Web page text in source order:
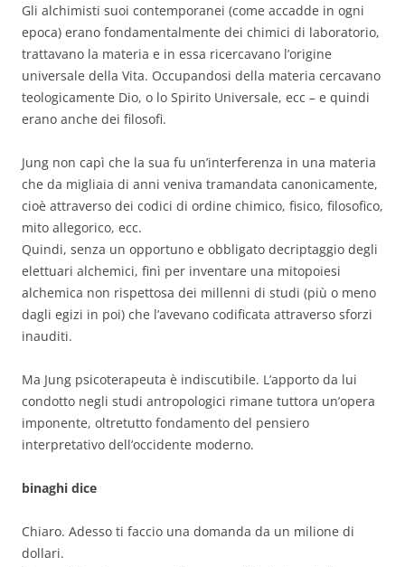
Gli alchimisti suoi contemporanei (come accadde in ogni
epoca) erano fondamentalmente dei chimici di laboratorio,
trattavano la materia e in essa ricercavano l’origine
universale della Vita. Occupandosi della materia cercavano
teologicamente Dio, o lo Spirito Universale, ecc – e quindi
erano anche dei filosofi.
Jung non capì che la sua fu un’interferenza in una materia
che da migliaia di anni veniva tramandata canonicamente,
cioè attraverso dei codici di ordine chimico, fisico, filosofico,
mito allegorico, ecc.
Quindi, senza un opportuno e obbligato decriptaggio degli
elettuari alchemici, finì per inventare una mitopoiesi
alchemica non rispettosa dei millenni di studi (più o meno
dagli egizi in poi) che l’avevano codificata attraverso sforzi
inauditi.
Ma Jung psicoterapeuta è indiscutibile. L’apporto da lui
condotto negli studi antropologici rimane tuttora un’opera
imponente, oltretutto fondamento del pensiero
interpretativo dell’occidente moderno.
binaghi dice
Chiaro. Adesso ti faccio una domanda da un milione di
dollari.